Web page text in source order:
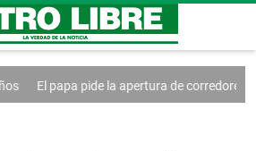
El papa pide la apertura de corredores